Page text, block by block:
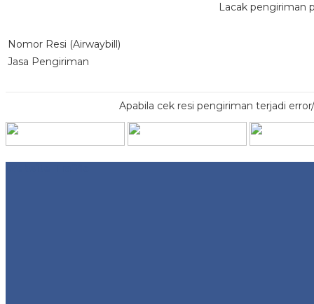
Lacak pengiriman
Nomor Resi (Airwaybill)
Jasa Pengiriman
Apabila cek resi pengiriman terjadi